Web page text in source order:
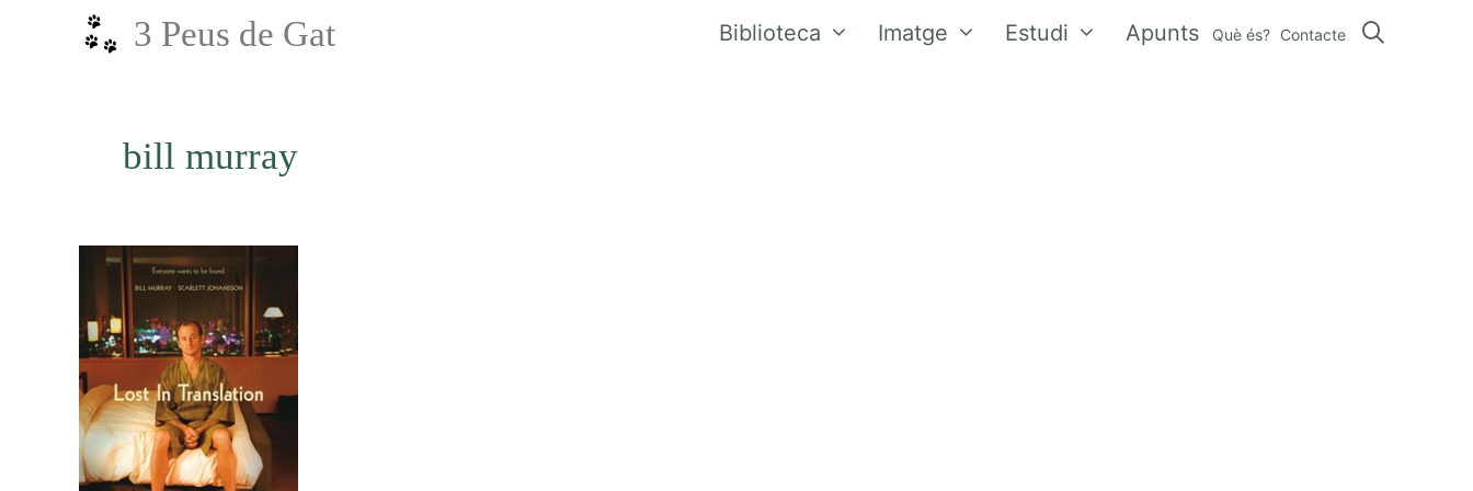
3 Peus de Gat Biblioteca Imatge Estudi Apunts Què és? Contacte
bill murray